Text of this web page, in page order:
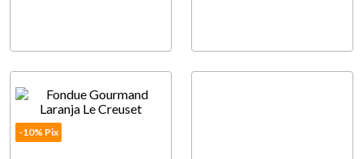
-10% Pix